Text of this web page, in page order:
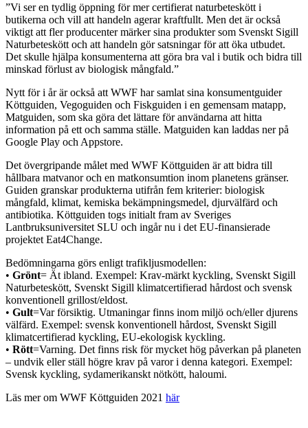
”Vi ser en tydlig öppning för mer certifierat naturbeteskött i
butikerna och vill att handeln agerar kraftfullt. Men det är också
viktigt att fler producenter märker sina produkter som Svenskt Sigill
Naturbeteskött och att handeln gör satsningar för att öka utbudet.
Det skulle hjälpa konsumenterna att göra bra val i butik och bidra till
minskad förlust av biologisk mångfald.”
Nytt för i år är också att WWF har samlat sina konsumentguider
Köttguiden, Vegoguiden och Fiskguiden i en gemensam matapp,
Matguiden, som ska göra det lättare för användarna att hitta
information på ett och samma ställe. Matguiden kan laddas ner på
Google Play och Appstore.
Det övergripande målet med WWF Köttguiden är att bidra till
hållbara matvanor och en matkonsumtion inom planetens gränser.
Guiden granskar produkterna utifrån fem kriterier: biologisk
mångfald, klimat, kemiska bekämpningsmedel, djurvälfärd och
antibiotika. Köttguiden togs initialt fram av Sveriges
Lantbruksuniversitet SLU och ingår nu i det EU-finansierade
projektet Eat4Change.
Bedömningarna görs enligt trafikljusmodellen:
• Grönt= Ät ibland. Exempel: Krav-märkt kyckling, Svenskt Sigill
Naturbeteskött, Svenskt Sigill klimatcertifierad hårdost och svensk
konventionell grillost/eldost.
• Gult=Var försiktig. Utmaningar finns inom miljö och/eller djurens
välfärd. Exempel: svensk konventionell hårdost, Svenskt Sigill
klimatcertifierad kyckling, EU-ekologisk kyckling.
• Rött=Varning. Det finns risk för mycket hög påverkan på planeten
– undvik eller ställ högre krav på varor i denna kategori. Exempel:
Svensk kyckling, sydamerikanskt nötkött, haloumi.
Läs mer om WWF Köttguiden 2021 här